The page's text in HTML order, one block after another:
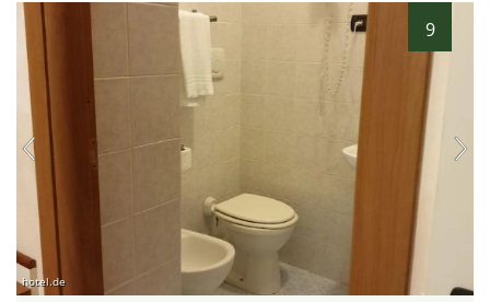
9
hotel.de